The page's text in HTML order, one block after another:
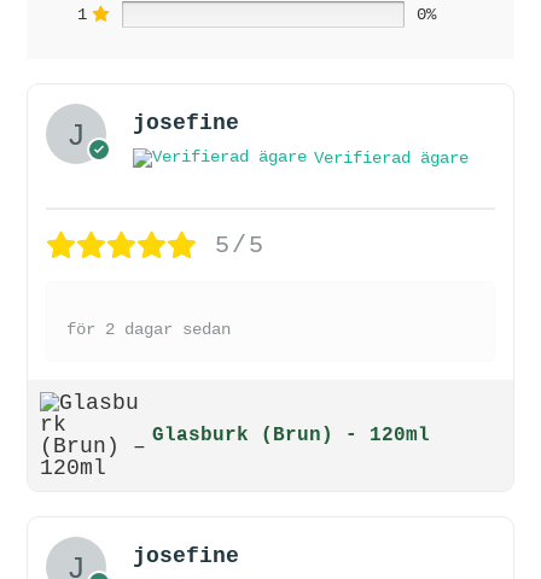
1 0%
josefine
Verifierad ägare
5/5
för 2 dagar sedan
Glasburk (Brun) - 120ml
josefine